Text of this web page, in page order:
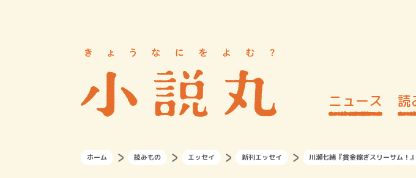
ニュース 読
ホーム 読みもの エッセイ 新刊エッセイ 川瀬七緒『賞金稼ぎスリーサム！』